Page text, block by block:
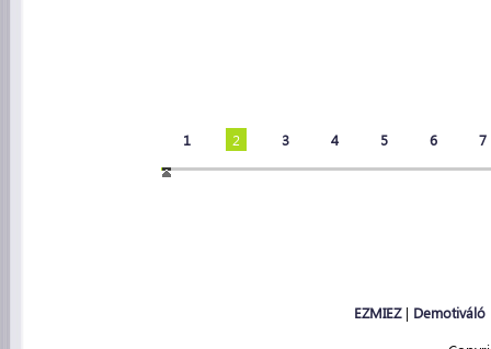
1 2 3 4 5 6 7
EZMIEZ| Demotiváló